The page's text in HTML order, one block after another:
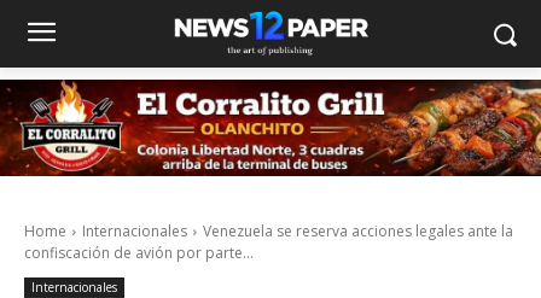
Home Internacionales
Venezuela se reserva acciones legales ante la
confiscación de avión por parte...
Internacionales